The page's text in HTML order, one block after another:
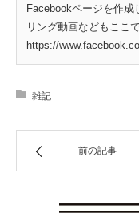
Facebookページを作成
リング動画などもここ
https://
雑記
前の記事